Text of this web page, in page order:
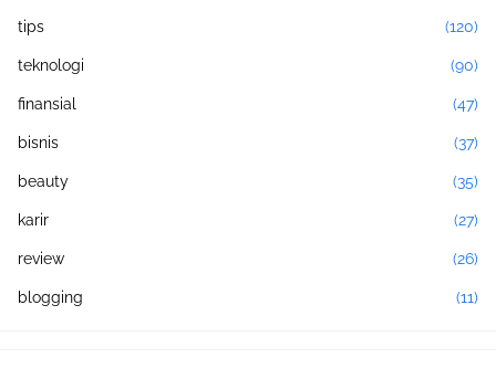
tips (120)
teknologi (90)
finansial (47)
bisnis (37)
beauty (35)
karir (27)
review (26)
blogging (11)